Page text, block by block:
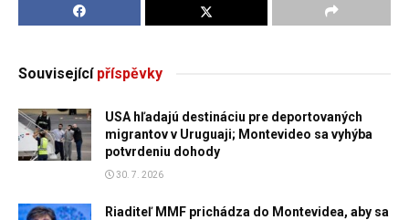
Souvisejícípříspěvky
USA hľadajú destináciu pre deportovaných
migrantov v Uruguaji; Montevideo sa vyhýba
potvrdeniu dohody
30. 7. 2026
Riaditeľ MMF prichádza do Montevidea, aby sa